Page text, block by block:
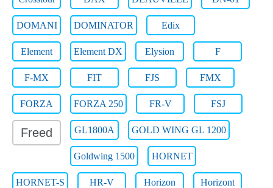
DOMANI DOMINATOR Edix
Element Element DX Elysion F
F-MX FIT FJS FMX
FORZA FORZA 250 FR-V FSJ
Freed GL1800A GOLD WING GL 1200
Goldwing 1500 HORNET
HORNET-S HR-V Horizon Horizont